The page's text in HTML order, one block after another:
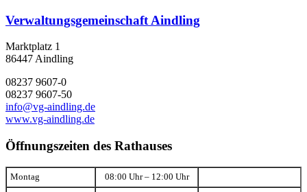
Verwaltungsgemeinschaft Aindling
Marktplatz 1
86447 Aindling
08237 9607-0
08237 9607-50
info@vg-aindling.de
www.vg-aindling.de
Öffnungszeiten des Rathauses
Montag 08:00 Uhr – 12:00 Uhr